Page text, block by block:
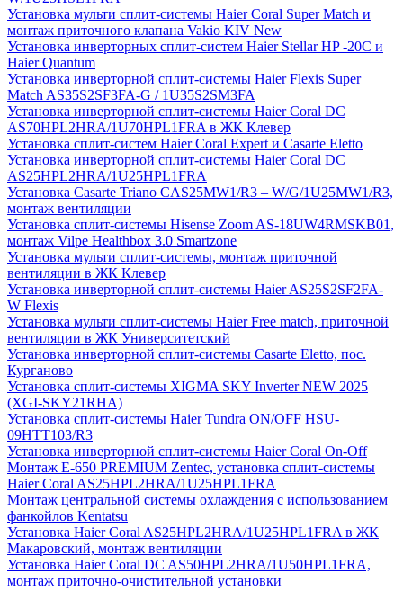
Установка мульти сплит-системы Haier Coral Super Match и
монтаж приточного клапана Vakio KIV New
Установка инверторных сплит-систем Haier Stellar HP -20С и
Haier Quantum
Установка инверторной сплит-системы Haier Flexis Super
Match AS35S2SF3FA-G / 1U35S2SM3FA
Установка инверторной сплит-системы Haier Coral DC
AS70HPL2HRA/1U70HPL1FRA в ЖК Клевер
Установка сплит-систем Haier Coral Expert и Casarte Eletto
Установка инверторной сплит-системы Haier Coral DC
AS25HPL2HRA/1U25HPL1FRA
Установка Casarte Triano CAS25MW1/R3 – W/G/1U25MW1/R3,
монтаж вентиляции
Установка сплит-системы Hisense Zoom AS-18UW4RMSKB01,
монтаж Vilpe Healthbox 3.0 Smartzone
Установка мульти сплит-системы, монтаж приточной
вентиляции в ЖК Клевер
Установка инверторной сплит-системы Haier AS25S2SF2FA-
W Flexis
Установка мульти сплит-системы Haier Free match, приточной
вентиляции в ЖК Университетский
Установка инверторной сплит-системы Casarte Eletto, пос.
Курганово
Установка сплит-системы XIGMA SKY Inverter NEW 2025
(XGI-SKY21RHA)
Установка сплит-системы Haier Tundra ON/OFF HSU-
09HTT103/R3
Установка инверторной сплит-системы Haier Coral On-Off
Монтаж E-650 PREMIUM Zentec, установка сплит-системы
Haier Coral AS25HPL2HRA/1U25HPL1FRA
Монтаж центральной системы охлаждения с использованием
фанкойлов Kentatsu
Установка Haier Coral AS25HPL2HRA/1U25HPL1FRA в ЖК
Макаровский, монтаж вентиляции
Установка Haier Coral DC AS50HPL2HRA/1U50HPL1FRA,
монтаж приточно-очистительной установки